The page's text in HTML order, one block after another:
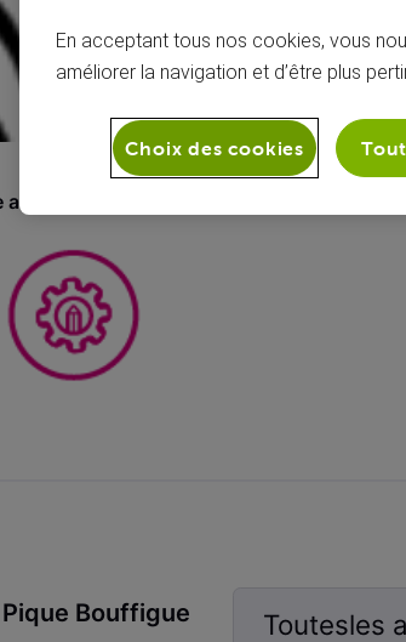
gagné 2 badges
Bouffigue
Toutesles
En acceptant tous nos cookies, vous
améliorer la navigation et d’être plus
Choix des cookies